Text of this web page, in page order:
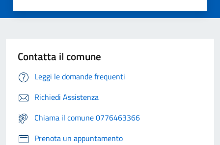
Contatta il comune
Leggi le domande frequenti
Richiedi Assistenza
Chiama il comune 0776463366
Prenota un appuntamento